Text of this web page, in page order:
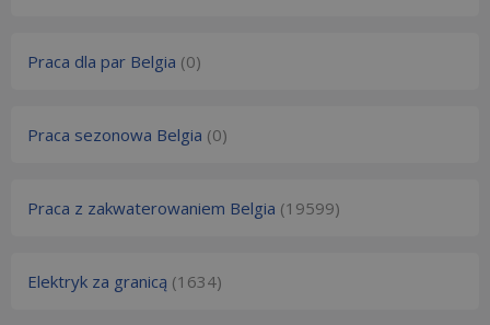
Praca dla par Belgia (0)
Praca sezonowa Belgia (0)
Praca z zakwaterowaniem Belgia (19599)
Elektryk za granicą (1634)